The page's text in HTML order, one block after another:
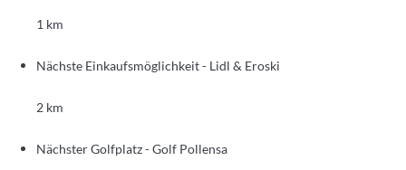
1 km
Nächste Einkaufsmöglichkeit - Lidl & Eroski
2 km
Nächster Golfplatz - Golf Pollensa